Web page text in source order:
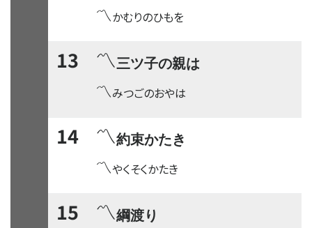
〽かむりのひもを
13 〽三ツ子の親は
〽みつごのおやは
14 〽約束かたき
〽やくそくかたき
15 〽綱渡り